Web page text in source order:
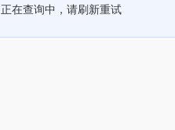
正在查询中，请刷新重试